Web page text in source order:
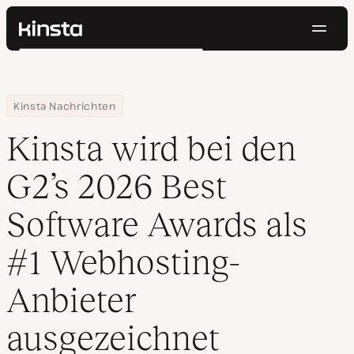
Kinsta®
Preise
Kontakt
Suchen
Home
Ressourcen Center
Kinsta Nachrichten
Kinsta wird bei den G2’s 2026 Best Software Awards als #1
Kinsta wird bei den
G2’s 2026 Best
Software Awards als
#1 Webhosting-
Anbieter
ausgezeichnet